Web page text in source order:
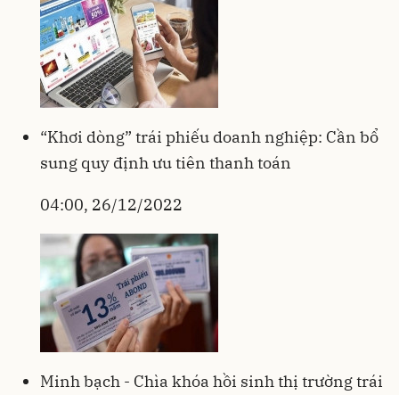
“Khơi dòng” trái phiếu doanh nghiệp: Cần bổ
sung quy định ưu tiên thanh toán
04:00, 26/12/2022
Minh bạch - Chìa khóa hồi sinh thị trường trái